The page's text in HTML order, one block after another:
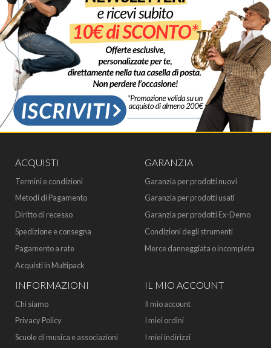
ACQUISTI
Termini e condizioni
Metodi di Pagamento
Diritto di recesso
Spedizione e consegna
Pagamento a rate
Acquisti in Multipack
GARANZIA
Garanzia per prodotti nuovi
Garanzia per prodotti usati
Garanzia per prodotti Ex-Demo
Condizioni degli strumenti
Merce danneggiata o incompleta
INFORMAZIONI
Chi siamo
Privacy Policy
Scuole di musica e associazioni
IL MIO ACCOUNT
Il mio account
I miei ordini
I miei indirizzi